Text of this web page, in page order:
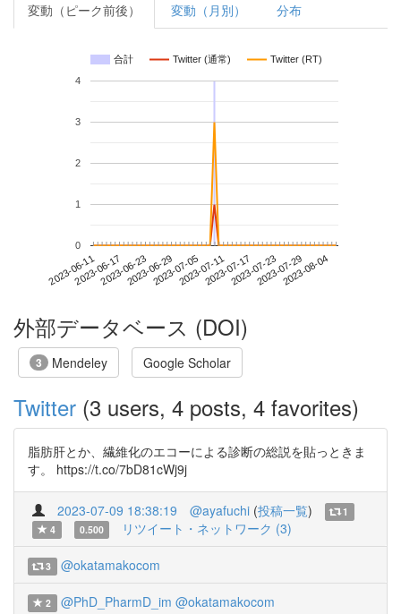
変動（ピーク前後） 変動（月別） 分布
合計 Twitter (通常) Twitter (RT)
2023-06-112023-06-172023-06-232023-06-292023-07-052023-07-112023-07-172023-07-232023-07-292023-08-04
0
1
2
3
4
外部データベース (DOI)
3 Mendeley Google Scholar
Twitter (3 users, 4 posts, 4 favorites)
脂肪肝とか、繊維化のエコーによる診断の総説を貼っときま
す。 https://t.co/7bD81cWj9j
2023-07-09 18:38:19 @ayafuchi (投稿一覧)
1
4
0.500 リツイート・ネットワーク (3)
3 @okatamakocom
2 @PhD_PharmD_im @okatamakocom